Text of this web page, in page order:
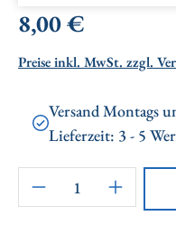
Regulärer Preis:
8,00 €
Preise inkl. MwSt. zzgl.
Versand Montags
Lieferzeit: 3 - 5
Artikel Anzahl: